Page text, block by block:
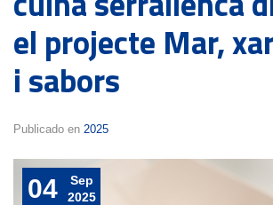
el projecte Mar,
i sabors
Publicado en 2025
04
Sep
2025